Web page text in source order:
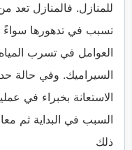
للمنازل. فالمنازل تعد
تسبب في تدهورها سواءً
العوامل في تسرب
السيراميك. وفي حالة
الاستعانة بخبراء في
السبب في البداية ثم
ذلك